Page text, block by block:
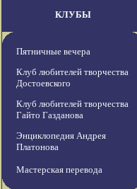
КЛУБЫ
Пятничные вечера
Клуб любителей творчества
Достоевского
Клуб любителей творчества
Гайто Газданова
Энциклопедия Андрея
Платонова
Мастерская перевода